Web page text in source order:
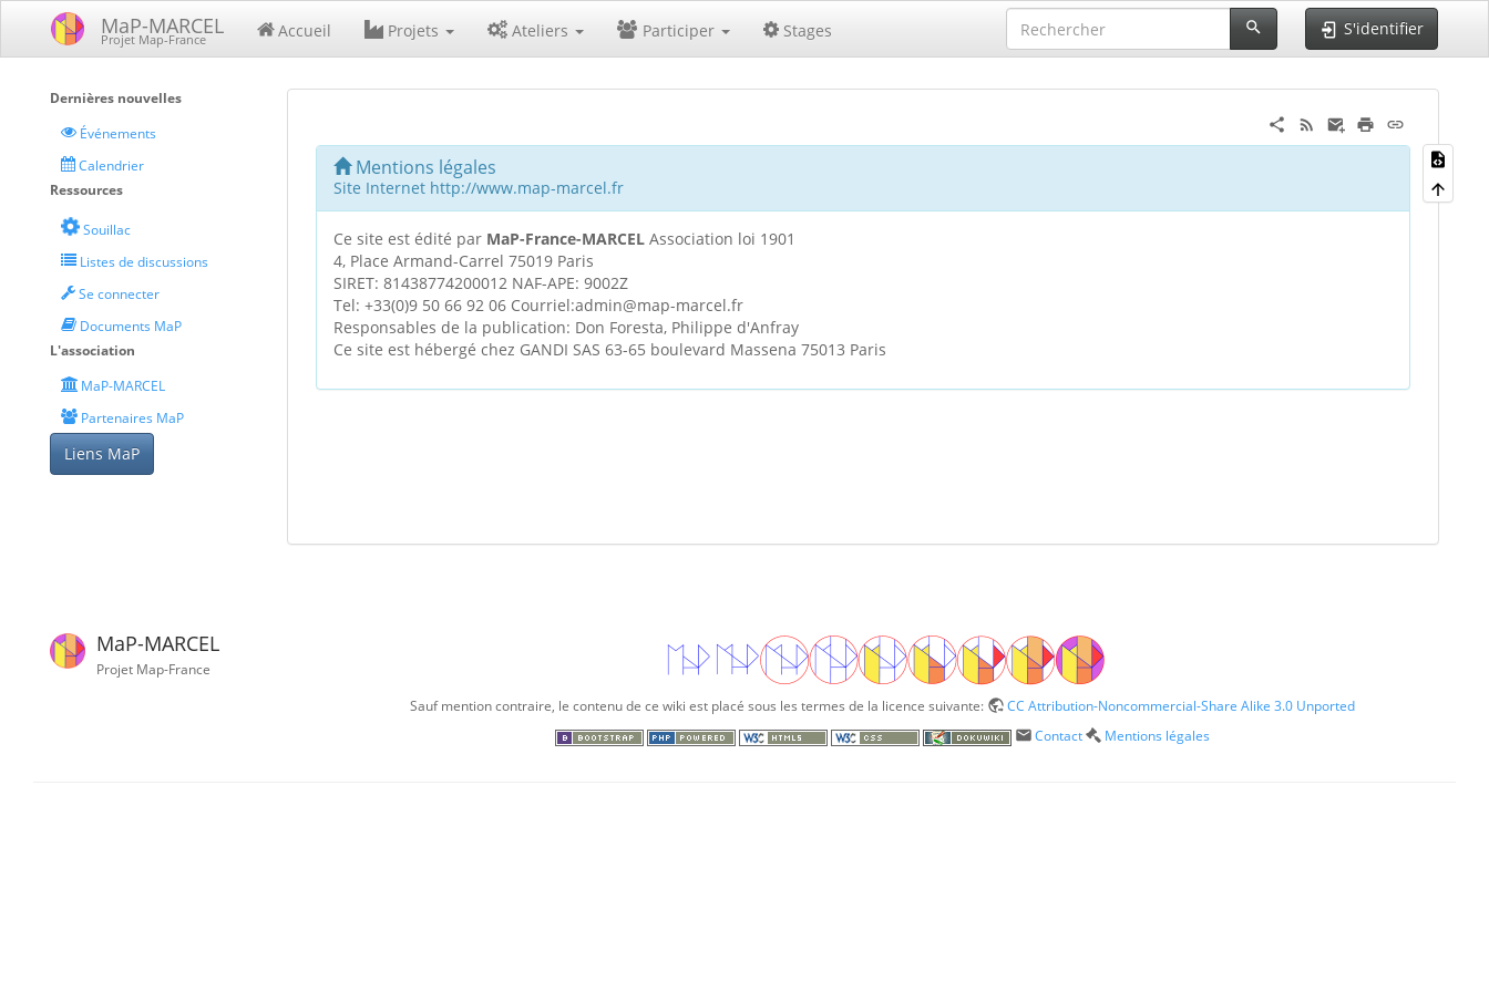
MaP-MARCEL
Projet Map-France Accueil Projets Ateliers Participer Stages S'identifier
Dernières nouvelles
Événements
Calendrier
Ressources
Souillac
Listes de discussions
Se connecter
Documents MaP
L'association
MaP-MARCEL
Partenaires MaP
Liens MaP
Mentions légales
Site Internet http://www.map-marcel.fr
Ce site est édité par MaP-France-MARCEL Association loi 1901
4, Place Armand-Carrel 75019 Paris
SIRET: 81438774200012 NAF-APE: 9002Z
Tel: +33(0)9 50 66 92 06 Courriel:admin@map-marcel.fr
Responsables de la publication: Don Foresta, Philippe d'Anfray
Ce site est hébergé chez GANDI SAS 63-65 boulevard Massena 75013 Paris
MaP-MARCEL
Projet Map-France
Sauf mention contraire, le contenu de ce wiki est placé sous les termes de la licence suivante:
CC Attribution-Noncommercial-Share Alike 3.0 Unported
Contact
Mentions légales